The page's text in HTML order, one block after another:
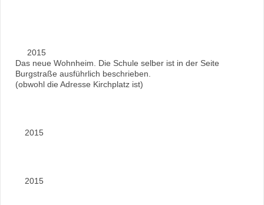
2015
Das neue Wohnheim. Die Schule selber ist in der Seite
Burgstraße ausführlich beschrieben.
(obwohl die Adresse Kirchplatz ist)
2015
2015